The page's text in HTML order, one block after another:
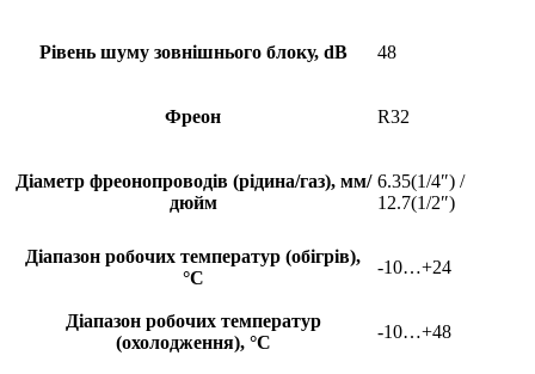
Рівень шуму зовнішнього блоку, dB 48
Фреон R32
Діаметр фреонопроводів (рідина/газ), мм/
дюйм
6.35(1/4″) /
12.7(1/2″)
Діапазон робочих температур (обігрів),
°С
-10…+24
Діапазон робочих температур
(охолодження), °С
-10…+48